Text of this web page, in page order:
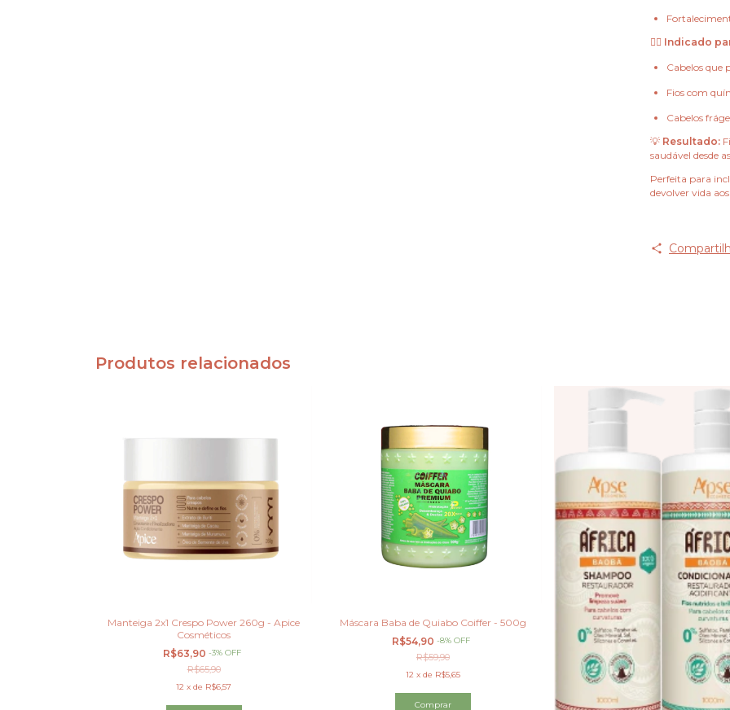
💆‍♀️ Indicado
Cabelos que
Fios com
Cabelos
💡 Resultado:
saudável desde
Perfeita para
devolver vida
Produtos relacionados
Manteiga 2x1 Crespo Power 260g - Apice
Cosméticos
R$63,90-3%OFF
R$65,90
12 xde R$6,57
Máscara Baba de Quiabo Coiffer - 500g
R$54,90-8%OFF
R$59,90
12 x de R$5,65